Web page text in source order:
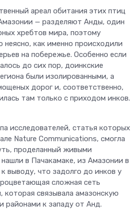
ареал обитания этих птиц
— разделяют Анды, один
хребтов мира, поэтому
неясно, как именно происходили
на побережье. Особенно если
до сих пор, доинкские
были изолированными, а
дорог и, соответственно,
там только с приходом инков.
исследователей, статья которых
Nature Communications, смогла
проделанный живыми
нашли в Пачакамаке, из Амазонии в
выводу, что задолго до инков у
сложная сеть
которая связывала амазонскую
районами к западу от Анд.